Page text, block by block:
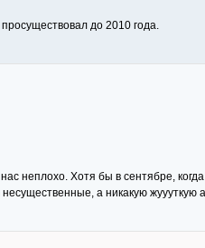
до 2010 года.
неплохо. Хотя бы в сентябре,
а никакую